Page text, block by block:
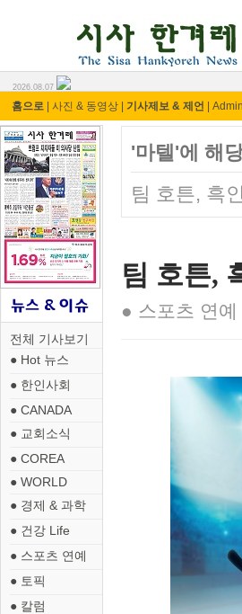
2026.08.07
홈으로 사진 & 동영상 기사제보 & 제언 Admin
전체 기사보기
● Hot 뉴스
● 한인사회
● CANADA
● 교회소식
● COREA
● WORLD
● 경제 & 과학
● 건강 Life
● 스포츠 연예
● 토픽
● 칼럼
'마텔'에 해
팀 호튼, 흑
팀 호튼,
● 스포츠 연예